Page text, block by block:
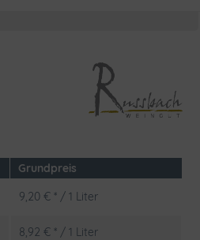
Grundpreis
9,20 € * / 1 Liter
8,92 € * / 1 Liter